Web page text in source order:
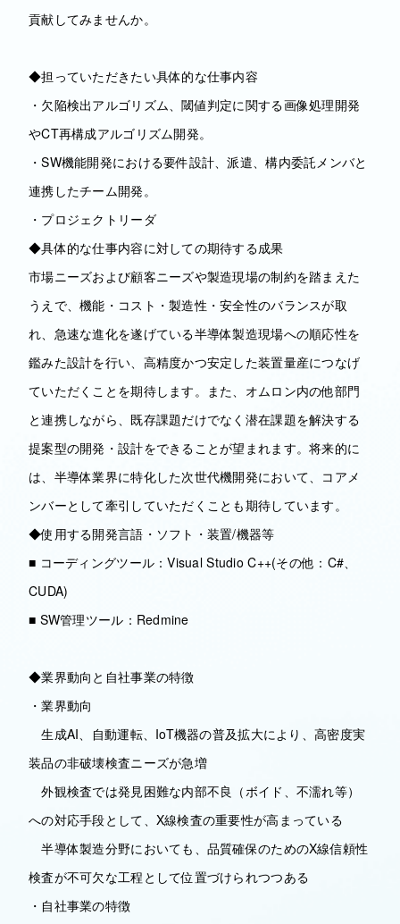
貢献してみませんか。
◆担っていただきたい具体的な仕事内容
・欠陥検出アルゴリズム、閾値判定に関する画像処理開発
やCT再構成アルゴリズム開発。
・SW機能開発における要件設計、派遣、構内委託メンバと
連携したチーム開発。
・プロジェクトリーダ
◆具体的な仕事内容に対しての期待する成果
市場ニーズおよび顧客ニーズや製造現場の制約を踏まえた
うえで、機能・コスト・製造性・安全性のバランスが取
れ、急速な進化を遂げている半導体製造現場への順応性を
鑑みた設計を行い、高精度かつ安定した装置量産につなげ
ていただくことを期待します。また、オムロン内の他部門
と連携しながら、既存課題だけでなく潜在課題を解決する
提案型の開発・設計をできることが望まれます。将来的に
は、半導体業界に特化した次世代機開発において、コアメ
ンバーとして牽引していただくことも期待しています。
◆使用する開発言語・ソフト・装置/機器等
■ コーディングツール：Visual Studio C++(その他：C#、
CUDA)
■ SW管理ツール：Redmine
◆業界動向と自社事業の特徴
・業界動向
生成AI、自動運転、IoT機器の普及拡大により、高密度実
装品の非破壊検査ニーズが急増
外観検査では発見困難な内部不良（ボイド、不濡れ等）
への対応手段として、X線検査の重要性が高まっている
半導体製造分野においても、品質確保のためのX線信頼性
検査が不可欠な工程として位置づけられつつある
・自社事業の特徴